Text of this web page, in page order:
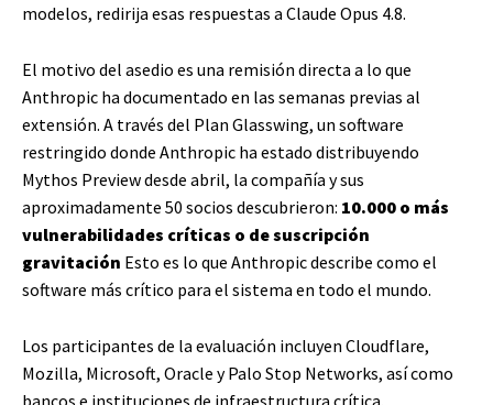
modelos, redirija esas respuestas a Claude Opus 4.8.
El motivo del asedio es una remisión directa a lo que
Anthropic ha documentado en las semanas previas al
extensión. A través del Plan Glasswing, un software
restringido donde Anthropic ha estado distribuyendo
Mythos Preview desde abril, la compañía y sus
aproximadamente 50 socios descubrieron: 10.000 o más
vulnerabilidades críticas o de suscripción
gravitación Esto es lo que Anthropic describe como el
software más crítico para el sistema en todo el mundo.
Los participantes de la evaluación incluyen Cloudflare,
Mozilla, Microsoft, Oracle y Palo Stop Networks, así como
bancos e instituciones de infraestructura crítica.